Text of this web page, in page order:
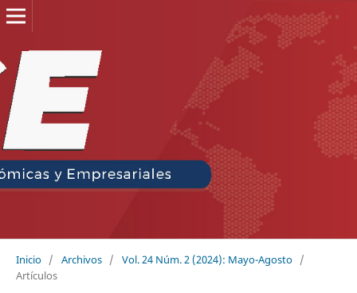
Inicio / Archivos / Vol. 24 Núm. 2 (2024): Mayo-Agosto /
Artículos